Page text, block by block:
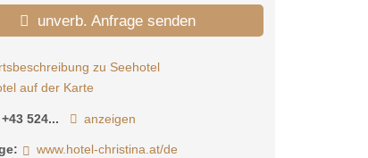
unverb. Anfrage senden
zu Seehotel
auf der Karte
+43 524... anzeigen
www.hotel-christina.at/de